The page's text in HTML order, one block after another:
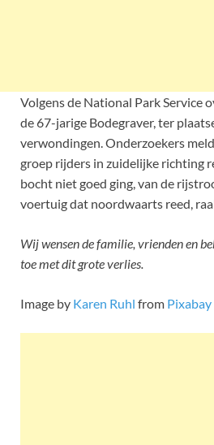
Volgens de National Park Service
de 67-jarige Bodegraver, ter
verwondingen. Onderzoekers
groep rijders in zuidelijke richting
bocht niet goed ging, van de
voertuig dat noordwaarts reed,
Wij wensen de familie, vrienden en
toe met dit grote verlies.
Image by Karen Ruhl from Pixabay